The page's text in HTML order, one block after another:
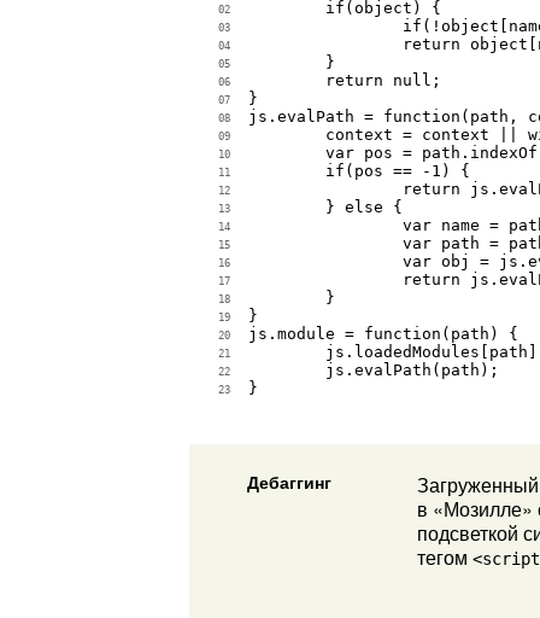
02
03
04
05
06
07
08
09
10
11
12
13
14
15
16
17
18
19
20
21
22
23
}
js.evalPath = function(path,
	var pos = path.indexOf('.');
		var name = path.substring(0, pos);
		var path = path.substring(pos + 1);
		var obj = js.evalProperty(context, name, value);
}
js.module = function(path) {
}
Дебаггинг
в «Мозилле»
подсветкой
тегом